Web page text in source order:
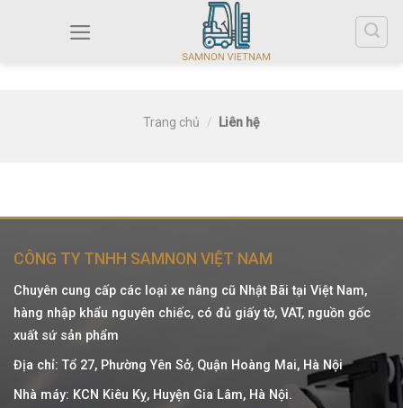
Trang chủ / Liên hệ
CÔNG TY TNHH SAMNON VIỆT NAM
Chuyên cung cấp các loại xe nâng cũ Nhật Bãi tại Việt Nam,
hàng nhập khẩu nguyên chiếc, có đủ giấy tờ, VAT, nguồn gốc
xuất sứ sản phẩm
Địa chỉ: Tổ 27, Phường Yên Sở, Quận Hoàng Mai, Hà Nội
Nhà máy: KCN Kiêu Kỵ, Huyện Gia Lâm, Hà Nội.